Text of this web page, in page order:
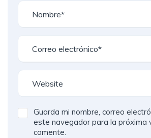
Guarda mi nombre, correo
este navegador para la próxima
comente.